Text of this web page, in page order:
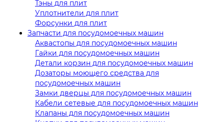
Тэны для плит
Уплотнители для плит
Форсунки для плит
Запчасти для посудомоечных машин
Аквастопы для посудомоечных машин
Гайки для посудомоечных машин
Детали корзин для посудомоечных машин
Дозаторы моющего средства для
посудомоечных машин
Замки дверцы для посудомоечных машин
Кабели сетевые для посудомоечных машин
Клапаны для посудомоечных машин